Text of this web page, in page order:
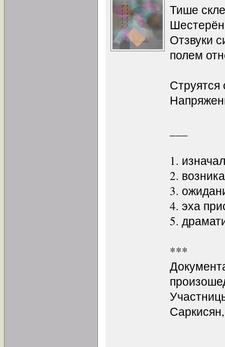
Тише
Отзвуки
полем
Струятся
1.
2.
3.
4. эха
5.
***